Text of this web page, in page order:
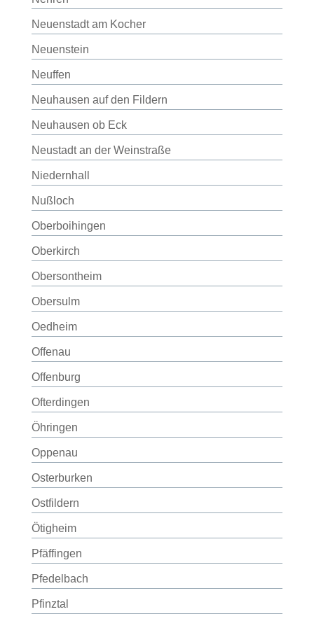
Neuenstadt am Kocher
Neuenstein
Neuffen
Neuhausen auf den Fildern
Neuhausen ob Eck
Neustadt an der Weinstraße
Niedernhall
Nußloch
Oberboihingen
Oberkirch
Obersontheim
Obersulm
Oedheim
Offenau
Offenburg
Ofterdingen
Öhringen
Oppenau
Osterburken
Ostfildern
Ötigheim
Pfäffingen
Pfedelbach
Pfinztal